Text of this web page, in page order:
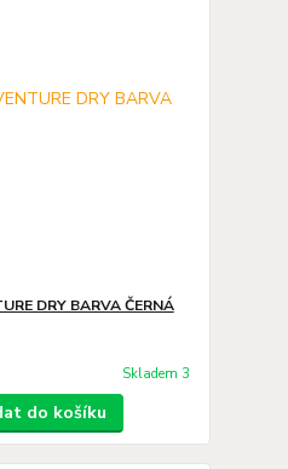
DRY BARVA ČERNÁ
Skladem 3
do košíku